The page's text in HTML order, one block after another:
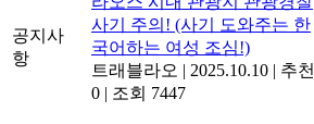
공지사
항
사기 주의! (사기 도와주는 한
국어하는 여성 조심!)
트래블라오 | 2025.10.10 | 추천
0 | 조회 7447